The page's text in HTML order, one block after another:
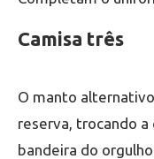
Camisa três
O manto
reserva, trocando
bandeira do